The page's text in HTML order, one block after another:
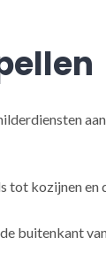
tot kozijnen en
buitenkant